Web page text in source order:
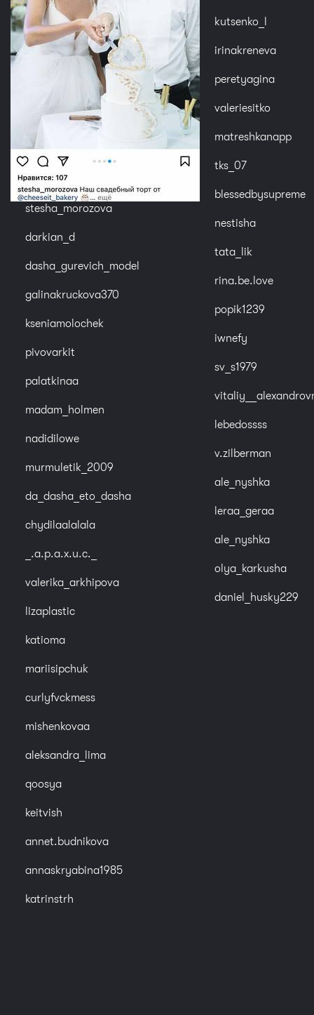
stesha_morozova
darkian_d
dasha_gurevich_model
galinakruckova370
kseniamolochek
pivovarkit
palatkinaa
madam_holmen
nadidilowe
murmuletik_2009
da_dasha_eto_dasha
chydilaalalala
_.a.p.a.x.u.c._
valerika_arkhipova
lizaplastic
katioma
mariisipchuk
curlyfvckmess
mishenkovaa
aleksandra_lima
qoosya
keitvish
annet.budnikova
annaskryabina1985
katrinstrh
kutsenko_l
irinakreneva
peretyagina
valeriesitko
matreshkanapp
tks_07
blessedbysupreme
nestisha
tata_lik
rina.be.love
popik1239
iwnefy
sv_s1979
lebedossss
v.zilberman
ale_nyshka
leraa_geraa
ale_nyshka
olya_karkusha
daniel_husky229